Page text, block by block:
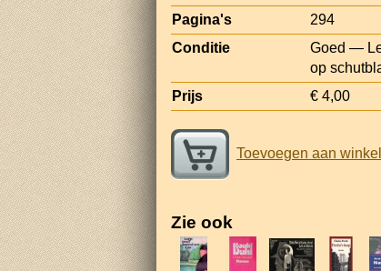
Pagina's
294
Conditie
Goed —
op
Prijs
€ 4,00
Toevoegen aan
Zie ook